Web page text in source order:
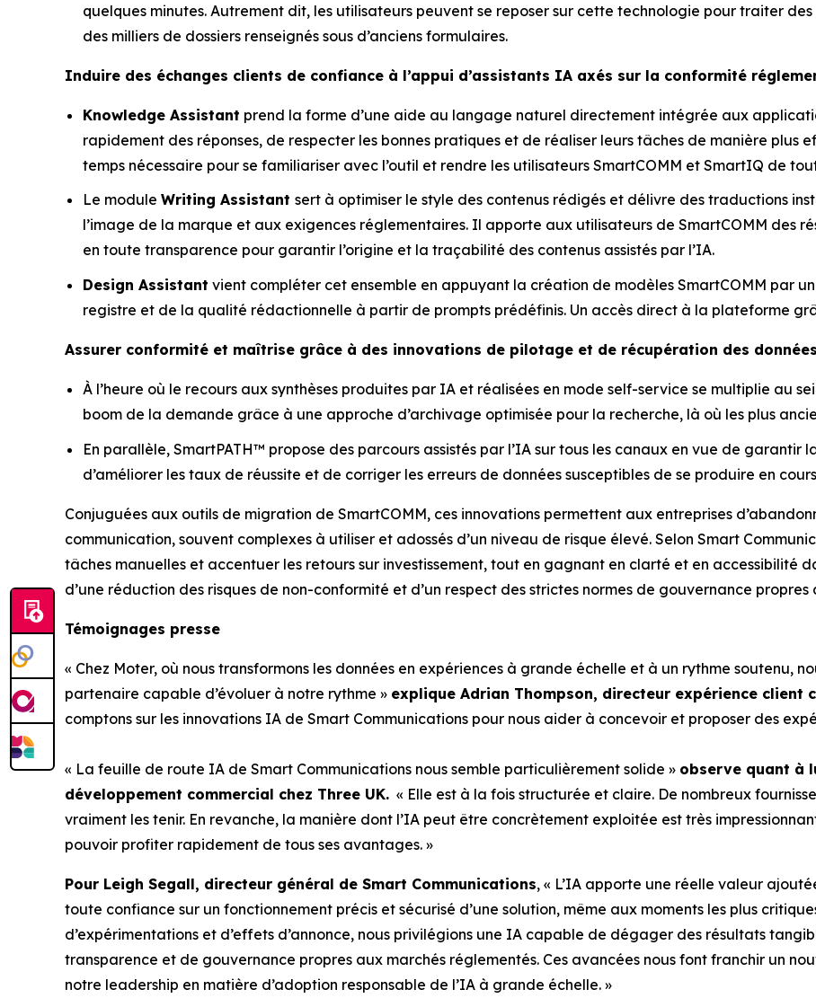
quelques minutes. Autrement dit, les utilisateurs peuvent se reposer sur cette technologie pour traiter
des milliers de dossiers renseignés sous d’anciens formulaires.
Induire des échanges clients de confiance à l’appui d’assistants IA axés sur la conformité
Knowledge Assistant prend la forme d’une aide au langage naturel directement intégrée aux
rapidement des réponses, de respecter les bonnes pratiques et de réaliser leurs tâches de manière plus
temps nécessaire pour se familiariser avec l’outil et rendre les utilisateurs SmartCOMM et SmartIQ de
Le module Writing Assistant sert à optimiser le style des contenus rédigés et délivre des traductions
l’image de la marque et aux exigences réglementaires. Il apporte aux utilisateurs de SmartCOMM des
en toute transparence pour garantir l’origine et la traçabilité des contenus assistés par l’IA.
Design Assistant vient compléter cet ensemble en appuyant la création de modèles SmartCOMM par
registre et de la qualité rédactionnelle à partir de prompts prédéfinis. Un accès direct à la plateforme
Assurer conformité et maîtrise grâce à des innovations de pilotage et de récupération des données
À l’heure où le recours aux synthèses produites par IA et réalisées en mode self-service se multiplie au
boom de la demande grâce à une approche d’archivage optimisée pour la recherche, là où les plus
En parallèle, SmartPATH™ propose des parcours assistés par l’IA sur tous les canaux en vue de garantir
d’améliorer les taux de réussite et de corriger les erreurs de données susceptibles de se produire en
Conjuguées aux outils de migration de SmartCOMM, ces innovations permettent aux entreprises
communication, souvent complexes à utiliser et adossés d’un niveau de risque élevé. Selon Smart
tâches manuelles et accentuer les retours sur investissement, tout en gagnant en clarté et en accessibilité
d’une réduction des risques de non-conformité et d’un respect des strictes normes de gouvernance
Témoignages presse
« Chez Moter, où nous transformons les données en expériences à grande échelle et à un rythme soutenu,
partenaire capable d’évoluer à notre rythme » explique Adrian Thompson, directeur expérience client
comptons sur les innovations IA de Smart Communications pour nous aider à concevoir et proposer des
« La feuille de route IA de Smart Communications nous semble particulièrement solide » observe quant à
développement commercial chez Three UK. « Elle est à la fois structurée et claire. De nombreux
vraiment les tenir. En revanche, la manière dont l’IA peut être concrètement exploitée est très
pouvoir profiter rapidement de tous ses avantages. »
Pour Leigh Segall, directeur général de Smart Communications, « L’IA apporte une réelle valeur
toute confiance sur un fonctionnement précis et sécurisé d’une solution, même aux moments les plus
d’expérimentations et d’effets d’annonce, nous privilégions une IA capable de dégager des résultats
transparence et de gouvernance propres aux marchés réglementés. Ces avancées nous font franchir un
notre leadership en matière d’adoption responsable de l’IA à grande échelle. »